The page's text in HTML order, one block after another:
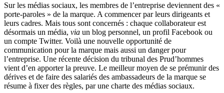
Sur les médias sociaux, les membres de l’entreprise deviennent des «
porte-paroles » de la marque. A commencer par leurs dirigeants et
leurs cadres. Mais tous sont concernés : chaque collaborateur est
désormais un média, via un blog personnel, un profil Facebook ou
un compte Twitter. Voilà une nouvelle opportunité de
communication pour la marque mais aussi un danger pour
l’entreprise. Une récente décision du tribunal des Prud’hommes
vient d’en apporter la preuve. Le meilleur moyen de se prémunir des
dérives et de faire des salariés des ambassadeurs de la marque se
résume à fixer des règles, par une charte des médias sociaux.